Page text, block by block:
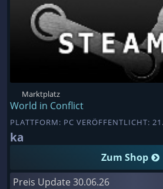
Marktplatz
World in Conflict
PLATTFORM: PC VERÖFFENTLICHT:
ka
Zum Shop
Preis Update 30.06.26